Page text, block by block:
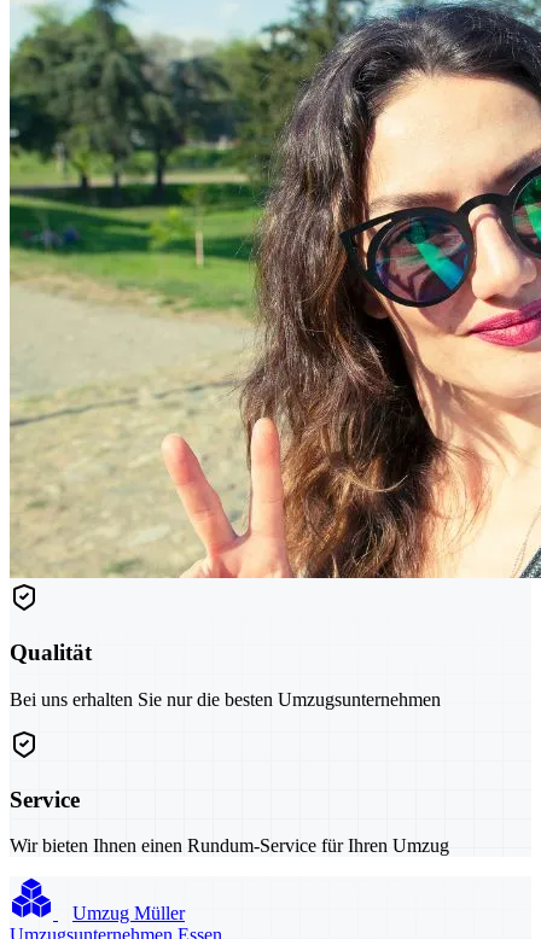
Qualität
Bei uns erhalten Sie nur die besten Umzugsunternehmen
Service
Wir bieten Ihnen einen Rundum-Service für Ihren Umzug
Umzug Müller